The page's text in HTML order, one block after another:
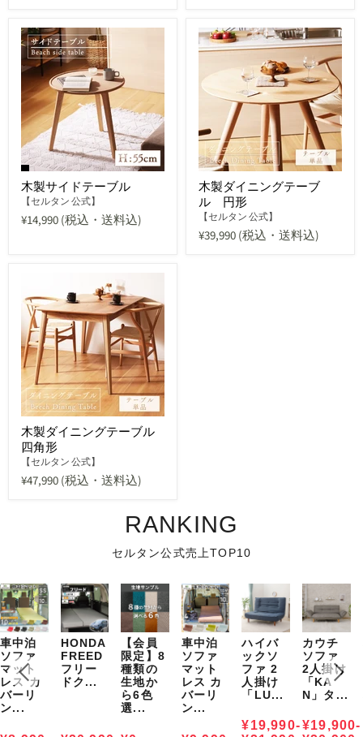
木製サイドテーブル
【セルタン 公式】
¥14,990(税込・送料込)
木製ダイニングテーブ
ル 円形
【セルタン 公式】
¥39,990(税込・送料込)
木製ダイニングテーブル
四角形
【セルタン 公式】
¥47,990(税込・送料込)
RANKING
セルタン公式売上TOP10
車中泊
ソファ
マット
レス カ
バーリ
ン...
HONDA
FREED
フリー
ドク...
【会員
限定】8
種類の
生地か
ら6色
選...
車中泊
ソファ
マット
レス カ
バーリ
ン...
ハイバ
ックソ
ファ 2
人掛け
「LU...
¥19,990-
カウチ
ソファ
2人掛け
「KA
N」タ...
¥19,900-